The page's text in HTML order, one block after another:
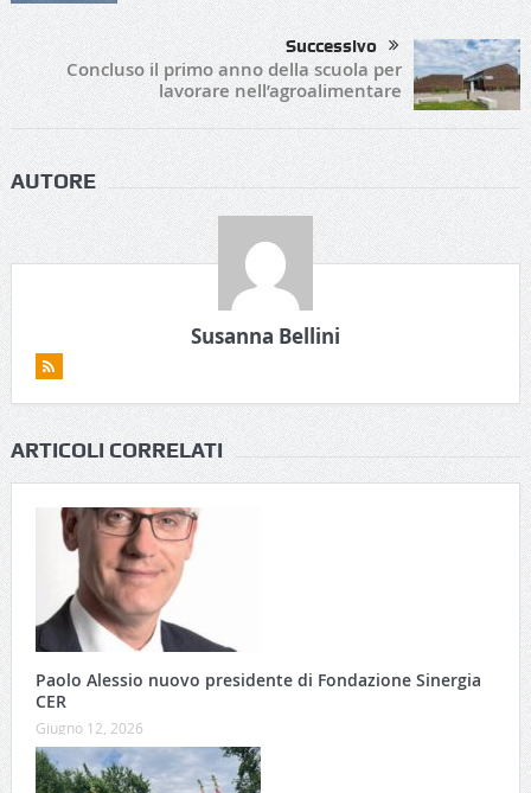
Successivo
Concluso il primo anno della scuola per
lavorare nell’agroalimentare
AUTORE
Susanna Bellini
ARTICOLI CORRELATI
Paolo Alessio nuovo presidente di Fondazione Sinergia
CER
Giugno 12, 2026